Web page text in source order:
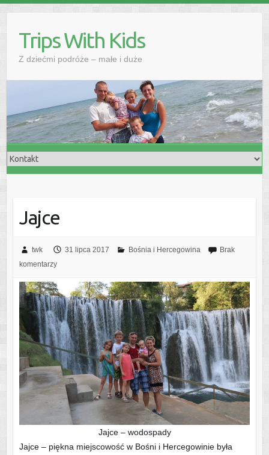
Trips With Kids
Z dziećmi podróże – małe i duże
Jajce
twk 31 lipca 2017 Bośnia i Hercegowina
Brak
komentarzy
Jajce – wodospady
Jajce – piękna miejscowość w Bośni i Hercegowinie była